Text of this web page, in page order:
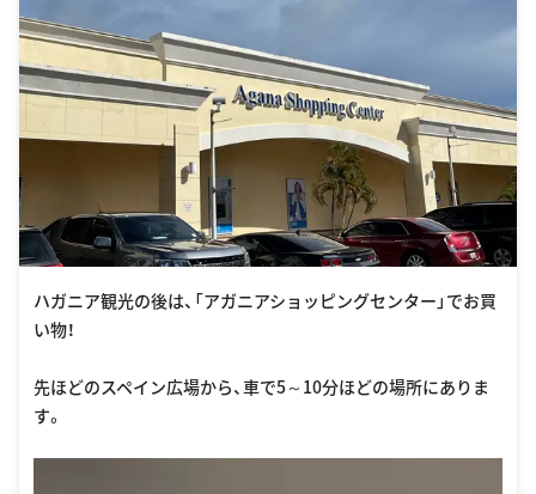
ハガニア観光の後は、「アガニアショッピングセンター」でお買
い物！
先ほどのスペイン広場から、車で5～10分ほどの場所にありま
す。